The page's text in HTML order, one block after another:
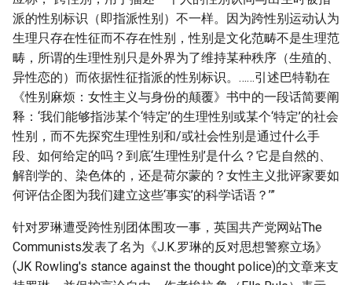
派的性别标识（即指派性别）不一样。因为跨性别运动认为
生理只存在性征而不存在性别，性别是文化范畴不是生理范
畴，所谓的生理性别只是外界为了维持某种秩序（生殖的、
异性恋的）而依据性征指派的性别标识。……引述巴特勒在
《性别麻烦：女性主义与身份的颠覆》书中的一段话简要阐
释：‘我们能够指涉某个‘特定’的生理性别或某个‘特定’的社会
性别，而不先探究生理性别和/或社会性别是通过什么手
段、如何给定的吗？到底‘生理性别’是什么？它是自然的、
解剖学的、染色体的，还是荷尔蒙的？女性主义批评家要如
何评估企图为我们建立这些‘事实’的科学话语？’”
针对罗琳遭受跨性别团体围攻一事，英国共产党网站The
Communists发表了名为《J.K.罗琳的反对思想警察立场》
(JK Rowling's stance against the thought police)的文章来支